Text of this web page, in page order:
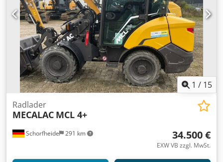
1 / 15
Schorfheide 291 km
Radlader
MECALAC MCL 4+
34.500 €
EXW VB zzgl. MwSt.